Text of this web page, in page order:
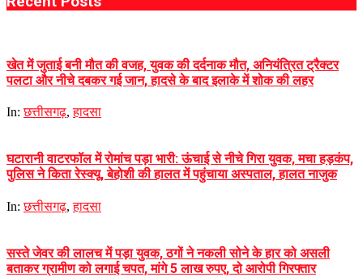
खेत में जुताई बनी मौत की वजह, युवक की दर्दनाक मौत, अनियंत्रित ट्रैक्टर
पलटा और नीचे दबकर गई जान, हादसे के बाद इलाके में शोक की लहर
In: छत्तीसगढ़,हादसा
घटारानी वाटरफॉल में रोमांच पड़ा भारी: ऊंचाई से नीचे गिरा युवक, मचा हड़कंप,
पुलिस ने किता रेस्क्यू, बेहोशी की हालत में पहुंचाया अस्पताल, हालत नाजुक
In: छत्तीसगढ़,हादसा
सस्ते जेवर की लालच में पड़ा युवक, ठगों ने नकली सोने के हार को असली
बताकर ग्रामीण को लगाई चपत, मांगे 5 लाख रुपए, दो आरोपी गिरफ्तार